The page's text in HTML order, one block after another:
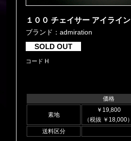
１００ チェイサー アイライン
ブランド：admiration
SOLD OUT
コード H
価格
素地
￥19,800
（税抜 ￥18,000）
送料区分